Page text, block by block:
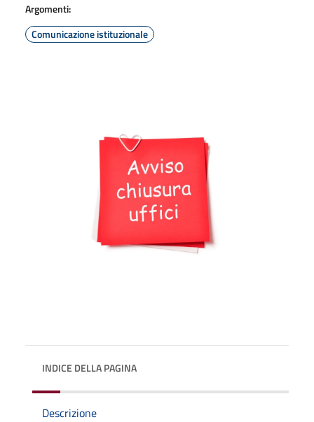
Argomenti:
Comunicazione istituzionale
INDICE DELLA PAGINA
Descrizione